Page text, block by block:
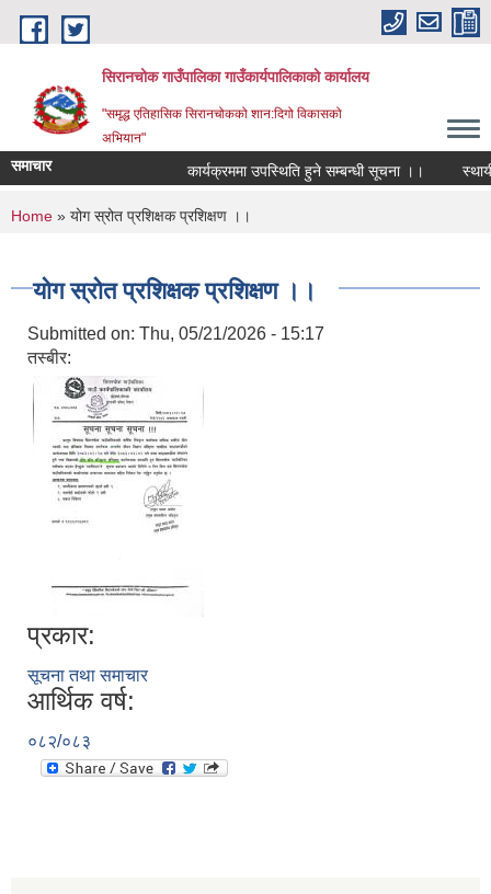
Skip to main content
सिरानचोक गाउँपालिका गाउँकार्यपालिकाको कार्यालय
"समृद्ध एतिहासिक सिरानचोकको शान:दिगो विकासको
अभियान"
समाचार कार्यक्रममा उपस्थिति हुने सम्बन्धी सूचना ।। स्थायी
You are here
Home » योग स्रोत प्रशिक्षक प्रशिक्षण ।।
योग स्रोत प्रशिक्षक प्रशिक्षण ।।
Submitted on: Thu, 05/21/2026 - 15:17
तस्बीर:
प्रकार:
सूचना तथा समाचार
आर्थिक वर्ष:
०८२/०८३